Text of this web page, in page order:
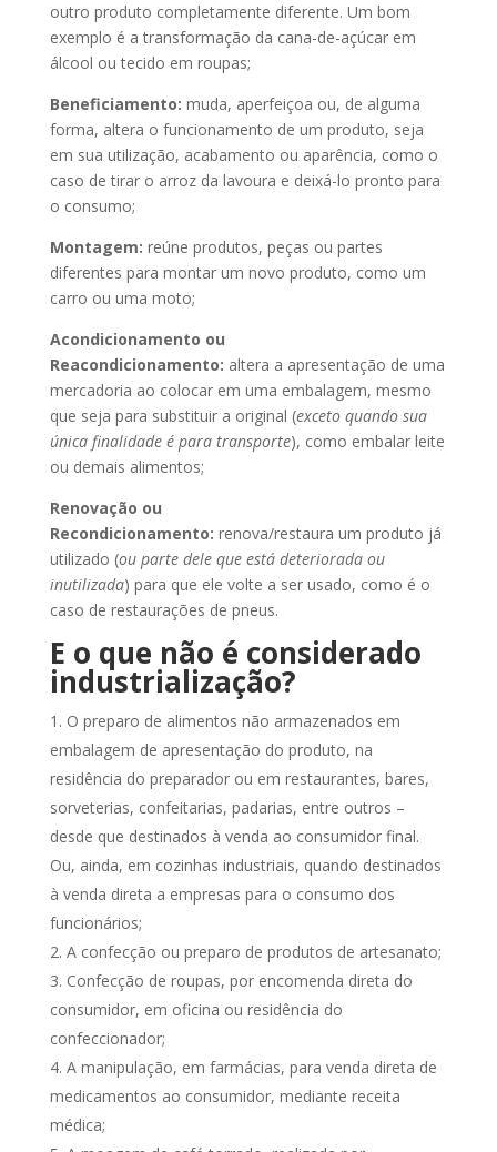
outro produto completamente diferente. Um bom
exemplo é a transformação da cana-de-açúcar em
álcool ou tecido em roupas;
Beneficiamento: muda, aperfeiçoa ou, de alguma
forma, altera o funcionamento de um produto, seja
em sua utilização, acabamento ou aparência, como o
caso de tirar o arroz da lavoura e deixá-lo pronto para
o consumo;
Montagem: reúne produtos, peças ou partes
diferentes para montar um novo produto, como um
carro ou uma moto;
Acondicionamento ou
Reacondicionamento: altera a apresentação de uma
mercadoria ao colocar em uma embalagem, mesmo
que seja para substituir a original (exceto quando sua
única finalidade é para transporte), como embalar leite
ou demais alimentos;
Renovação ou
Recondicionamento: renova/restaura um produto já
utilizado (ou parte dele que está deteriorada ou
inutilizada) para que ele volte a ser usado, como é o
caso de restaurações de pneus.
E o que não é considerado
industrialização?
O preparo de alimentos não armazenados em
embalagem de apresentação do produto, na
residência do preparador ou em restaurantes, bares,
sorveterias, confeitarias, padarias, entre outros –
desde que destinados à venda ao consumidor final.
Ou, ainda, em cozinhas industriais, quando destinados
à venda direta a empresas para o consumo dos
funcionários;
A confecção ou preparo de produtos de artesanato;
Confecção de roupas, por encomenda direta do
consumidor, em oficina ou residência do
confeccionador;
A manipulação, em farmácias, para venda direta de
medicamentos ao consumidor, mediante receita
médica;